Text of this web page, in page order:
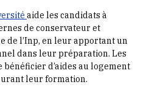
aide les candidats à
de conservateur et
de l’Inp, en leur apportant un
dans leur préparation. Les
d’aides au logement
leur formation.